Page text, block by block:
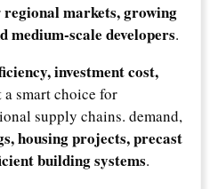
regional markets, growing
medium-scale developers.
investment cost,
smart choice for
supply chains. demand,
housing projects, precast
building systems.